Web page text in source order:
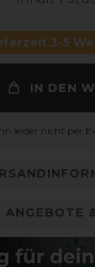
3-5
IN DEN
leider nicht per
ANGEBOTE